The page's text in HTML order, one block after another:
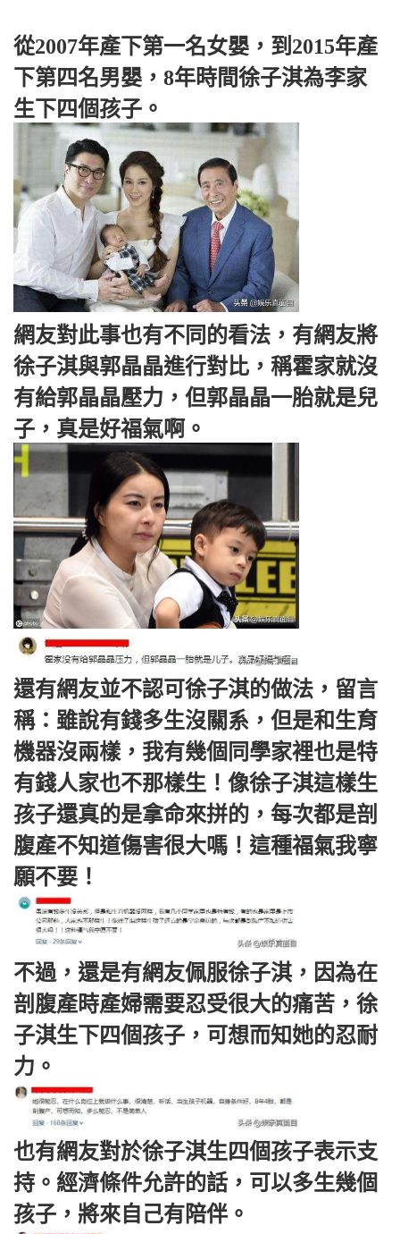
從2007年產下第一名女嬰，到2015年產
下第四名男嬰，8年時間徐子淇為李家
生下四個孩子。
網友對此事也有不同的看法，有網友將
徐子淇與郭晶晶進行對比，稱霍家就沒
有給郭晶晶壓力，但郭晶晶一胎就是兒
子，真是好福氣啊。
還有網友並不認可徐子淇的做法，留言
稱：雖說有錢多生沒關系，但是和生育
機器沒兩樣，我有幾個同學家裡也是特
有錢人家也不那樣生！像徐子淇這樣生
孩子還真的是拿命來拼的，每次都是剖
腹產不知道傷害很大嗎！這種福氣我寧
願不要！
不過，還是有網友佩服徐子淇，因為在
剖腹產時產婦需要忍受很大的痛苦，徐
子淇生下四個孩子，可想而知她的忍耐
力。
也有網友對於徐子淇生四個孩子表示支
持。經濟條件允許的話，可以多生幾個
孩子，將來自己有陪伴。